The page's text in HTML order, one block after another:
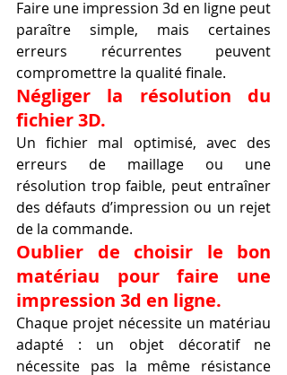
Faire une impression 3d en ligne peut
paraître simple, mais certaines
erreurs récurrentes peuvent
compromettre la qualité finale.
Négliger la résolution du
fichier 3D.
Un fichier mal optimisé, avec des
erreurs de maillage ou une
résolution trop faible, peut entraîner
des défauts d’impression ou un rejet
de la commande.
Oublier de choisir le bon
matériau pour faire une
impression 3d en ligne.
Chaque projet nécessite un matériau
adapté : un objet décoratif ne
nécessite pas la même résistance